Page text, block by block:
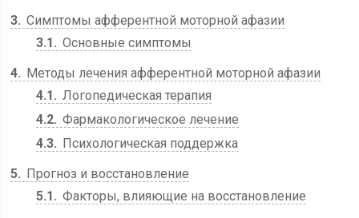
3 Симптомы афферентной моторной афазии
3.1
Основные симптомы
4
Методы лечения афферентной моторной афазии
4.1
Логопедическая терапия
4.2 Фармакологическое лечение
4.3
Психологическая поддержка
5
Прогноз и восстановление
5.1
Факторы, влияющие на восстановление